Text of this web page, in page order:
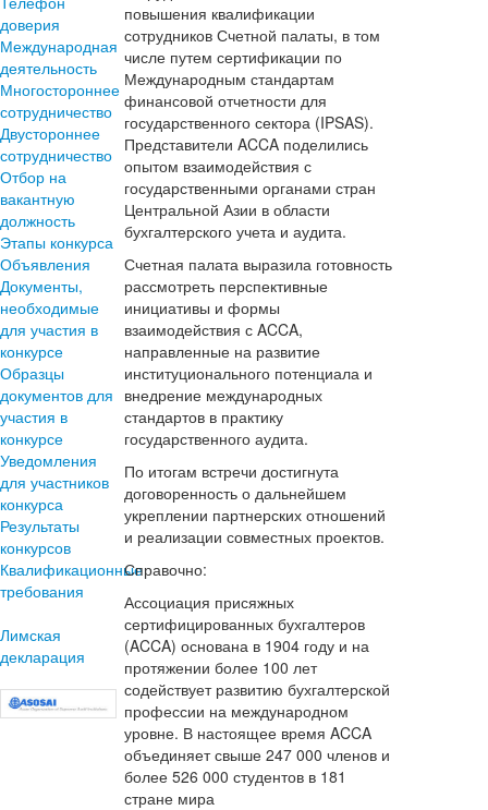
доверия
Международная
деятельность
Многостороннее
сотрудничество
Двустороннее
сотрудничество
Отбор на
вакантную
должность
Этапы конкурса
Объявления
Документы,
необходимые
для участия в
конкурсе
Образцы
документов для
участия в
конкурсе
Уведомления
для участников
конкурса
Результаты
конкурсов
Квалификационные
требования
Лимская
декларация
повышения квалификации
сотрудников Счетной палаты, в том
числе путем сертификации по
Международным стандартам
финансовой отчетности для
государственного сектора (IPSAS).
Представители ACCA поделились
опытом взаимодействия с
государственными органами стран
Центральной Азии в области
бухгалтерского учета и аудита.
Счетная палата выразила готовность
рассмотреть перспективные
инициативы и формы
взаимодействия с ACCA,
направленные на развитие
институционального потенциала и
внедрение международных
стандартов в практику
государственного аудита.
По итогам встречи достигнута
договоренность о дальнейшем
укреплении партнерских отношений
и реализации совместных проектов.
Справочно:
Ассоциация присяжных
сертифицированных бухгалтеров
(ACCA) основана в 1904 году и на
протяжении более 100 лет
содействует развитию бухгалтерской
профессии на международном
уровне. В настоящее время ACCA
объединяет свыше 247 000 членов и
более 526 000 студентов в 181
стране мира